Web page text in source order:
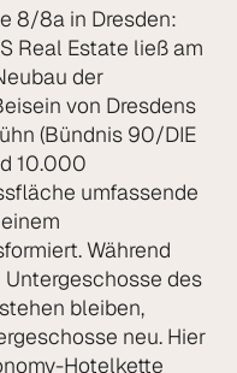
8/8a in Dresden:
Real Estate ließ am
der
von Dresdens
(Bündnis 90/DIE
10.000
umfassende
Während
Untergeschosse des
bleiben,
neu. Hier
Hotelkette